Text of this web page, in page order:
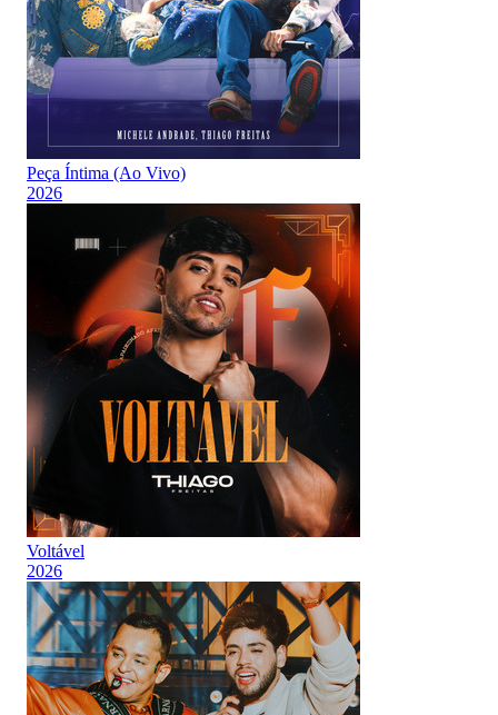
Peça Íntima (Ao Vivo)
2026
Voltável
2026